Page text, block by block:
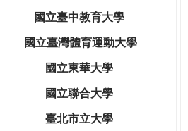
國立臺中教育大學
國立臺灣體育運動大學
國立東華大學
國立聯合大學
臺北市立大學